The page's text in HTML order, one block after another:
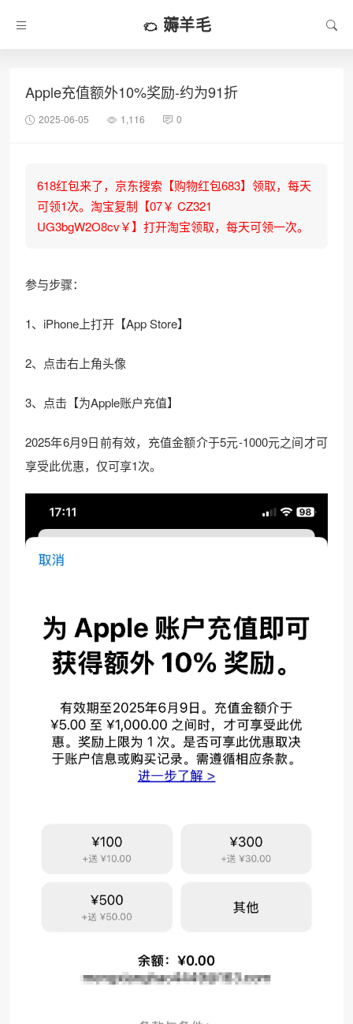
薅羊毛
Apple充值额外10%奖励-约为91折
2025-06-05 1,116 0
618红包来了，京东搜索【购物红包683】领取，每天
可领1次。淘宝复制【07￥ CZ321
UG3bgW2O8cv￥】打开淘宝领取，每天可领一次。
参与步骤：
1、iPhone上打开【App Store】
2、点击右上角头像
3、点击【为Apple账户充值】
2025年6月9日前有效，充值金额介于5元-1000元之间才可
享受此优惠，仅可享1次。